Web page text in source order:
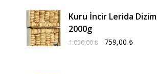
Kuru İncir Lerida Dizim
2000g
1.050,00₺ 759,00 ₺